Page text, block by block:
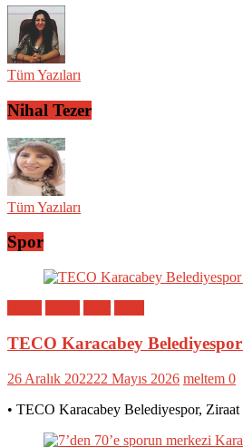
Tüm Yazıları
Nihal Tezer
Tüm Yazıları
Spor
TECO Karacabey
26 Aralık 202222 Mayıs 2026 meltem 0
• TECO Karacabey Belediyespor,